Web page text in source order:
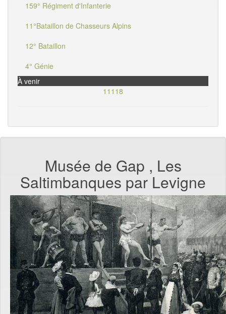
159° Régiment d'Infanterie
11°Bataillon de Chasseurs Alpins
12° Bataillon
4° Génie
À venir
11118
Musée de Gap , Les
Saltimbanques par Levigne